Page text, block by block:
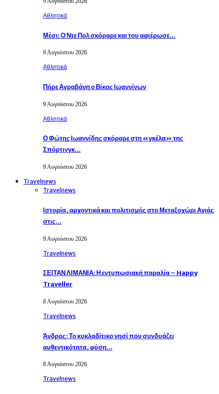
Αθλητικά
Μέσι: Ο Ντε Πολ σκόραρε και του αφιέρωσε…
9 Αυγούστου 2026
Αθλητικά
Πήρε Αγραβάνη ο Βίκος Ιωαννίνων
9 Αυγούστου 2026
Αθλητικά
Ο Φώτης Ιωαννίδης σκόραρε στη «γκέλα» της
Σπόρτινγκ…
9 Αυγούστου 2026
Travelnews
Travelnews
Ιστορία, αρχοντικά και πολιτισμός στο Μεταξοχώρι Αγιάς
στις…
9 Αυγούστου 2026
Travelnews
ΣΕΙΤΑΝ ΛΙΜΑΝΙΑ: Η εντυπωσιακή παραλία – Happy
Traveller
8 Αυγούστου 2026
Travelnews
Άνδρος: Το κυκλαδίτικο νησί που συνδυάζει
αυθεντικότητα, φύση…
8 Αυγούστου 2026
Travelnews